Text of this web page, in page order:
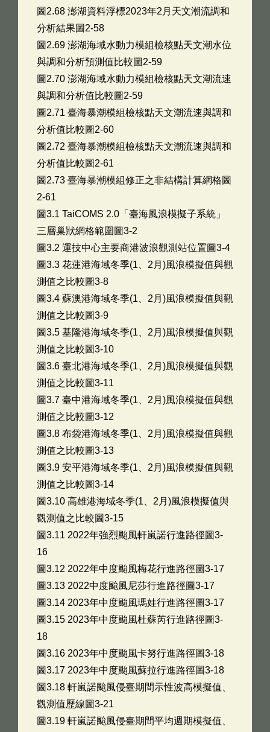
圖2.68 澎湖資料浮標2023年2月天文潮流調和
分析結果圖2-58
圖2.69 澎湖海域水動力模組檢核點天文潮水位
與調和分析預測值比較圖2-59
圖2.70 澎湖海域水動力模組檢核點天文潮流速
與調和分析值比較圖2-59
圖2.71 臺海暴潮模組檢核點天文潮流速與調和
分析值比較圖2-60
圖2.72 臺海暴潮模組檢核點天文潮流速與調和
分析值比較圖2-61
圖2.73 臺海暴潮模組修正之非結構計算網格圖
2-61
圖3.1 TaiCOMS 2.0「臺海風浪模擬子系統」
三層巢狀網格範圍圖3-2
圖3.2 運技中心主要商港波浪觀測站位置圖3-4
圖3.3 花蓮港海域冬季(1、2月)風浪模擬值與觀
測值之比較圖3-8
圖3.4 蘇澳港海域冬季(1、2月)風浪模擬值與觀
測值之比較圖3-9
圖3.5 基隆港海域冬季(1、2月)風浪模擬值與觀
測值之比較圖3-10
圖3.6 臺北港海域冬季(1、2月)風浪模擬值與觀
測值之比較圖3-11
圖3.7 臺中港海域冬季(1、2月)風浪模擬值與觀
測值之比較圖3-12
圖3.8 布袋港海域冬季(1、2月)風浪模擬值與觀
測值之比較圖3-13
圖3.9 安平港海域冬季(1、2月)風浪模擬值與觀
測值之比較圖3-14
圖3.10 高雄港海域冬季(1、2月)風浪模擬值與
觀測值之比較圖3-15
圖3.11 2022年強烈颱風軒嵐諾行進路徑圖3-
16
圖3.12 2022年中度颱風梅花行進路徑圖3-17
圖3.13 2022中度颱風尼莎行進路徑圖3-17
圖3.14 2023年中度颱風瑪娃行進路徑圖3-17
圖3.15 2023年中度颱風杜蘇芮行進路徑圖3-
18
圖3.16 2023年中度颱風卡努行進路徑圖3-18
圖3.17 2023年中度颱風蘇拉行進路徑圖3-18
圖3.18 軒嵐諾颱風侵臺期間示性波高模擬值、
觀測值歷線圖3-21
圖3.19 軒嵐諾颱風侵臺期間平均週期模擬值、